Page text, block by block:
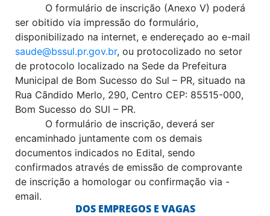
O formulário de inscrição (Anexo V) poderá
ser obitido via impressão do formulário,
disponibilizado na internet, e endereçado ao e-mail
saude@bssul.pr.gov.br, ou protocolizado no setor
de protocolo localizado na Sede da Prefeitura
Municipal de Bom Sucesso do Sul – PR, situado na
Rua Cãndido Merlo, 290, Centro CEP: 85515-000,
Bom Sucesso do SUl – PR.
O formulário de inscrição, deverá ser
encaminhado juntamente com os demais
documentos indicados no Edital, sendo
confirmados através de emissão de comprovante
de inscrição a homologar ou confirmação via -
email.
DOS EMPREGOS E VAGAS